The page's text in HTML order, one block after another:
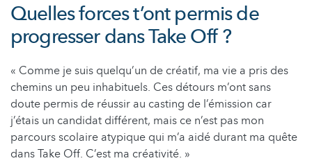
Quelles forces t’ont permis de
progresser dans Take Off ?
« Comme je suis quelqu’un de créatif, ma vie a pris des
chemins un peu inhabituels. Ces détours m’ont sans
doute permis de réussir au casting de l’émission car
j’étais un candidat différent, mais ce n’est pas mon
parcours scolaire atypique qui m’a aidé durant ma quête
dans Take Off. C’est ma créativité. »